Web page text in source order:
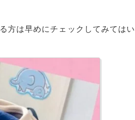
方は早めにチェックしてみてはい